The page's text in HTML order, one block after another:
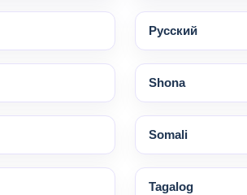
Pусский
Shona
Somali
Tagalog